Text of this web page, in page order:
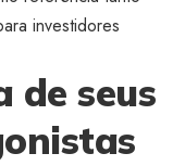
investidores
de seus